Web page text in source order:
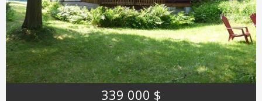
339 000 $